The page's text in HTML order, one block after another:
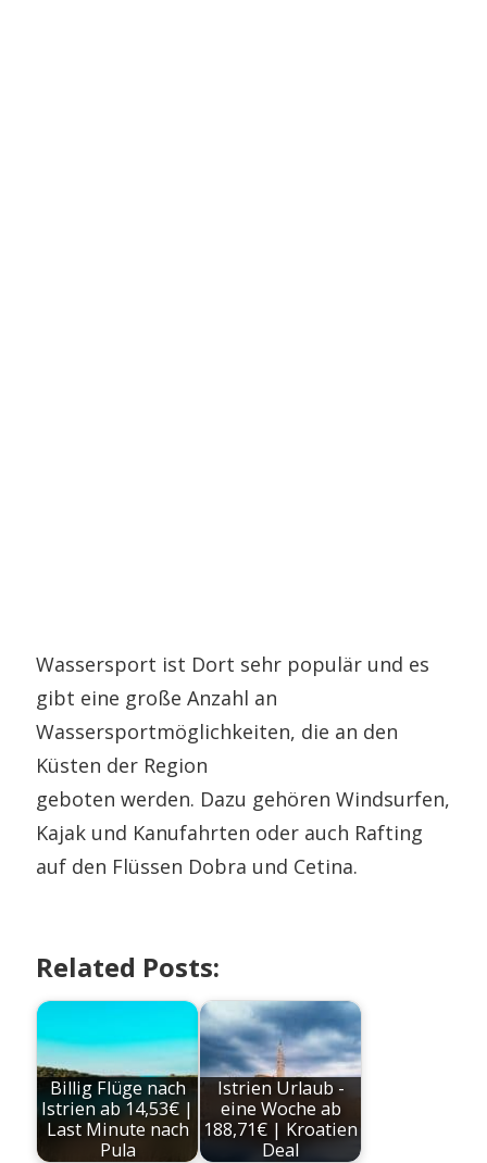
Wassersport ist Dort sehr populär und es
gibt eine große Anzahl an
Wassersportmöglichkeiten, die an den
Küsten der Region
geboten werden. Dazu gehören Windsurfen,
Kajak und Kanufahrten oder auch Rafting
auf den Flüssen Dobra und Cetina.
Related Posts:
Billig Flüge nach
Istrien ab 14,53€ |
Last Minute nach
Pula
Istrien Urlaub -
eine Woche ab
188,71€ | Kroatien
Deal